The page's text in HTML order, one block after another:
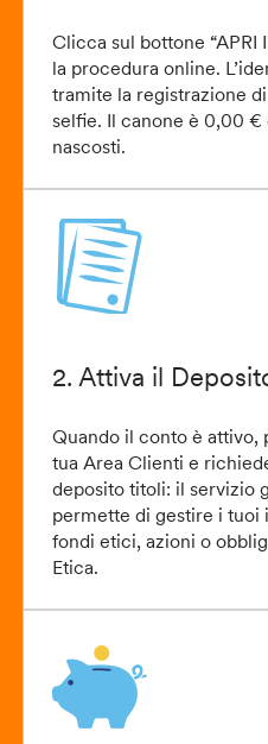
Clicca sul bottone “APRI
la procedura online.
tramite la registrazione
selfie. Il canone è 0,00 €
nascosti.
2. Attiva il
Quando il conto è attivo,
tua Area Clienti e
deposito titoli: il servizio
permette di gestire i tuoi
fondi etici, azioni o
Etica.